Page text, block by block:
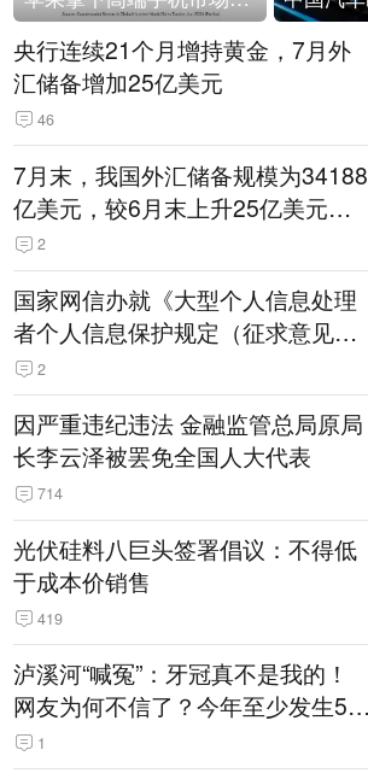
央行连续21个月增持黄金，7月外
汇储备增加25亿美元
46
7月末，我国外汇储备规模为34188
亿美元，较6月末上升25亿美元，
升幅为0.07%
2
国家网信办就《大型个人信息处理
者个人信息保护规定（征求意见
稿）》公开征求意见
2
因严重违纪违法 金融监管总局原局
长李云泽被罢免全国人大代表
714
光伏硅料八巨头签署倡议：不得低
于成本价销售
419
泸溪河“喊冤”：牙冠真不是我的！
网友为何不信了？今年至少发生5
起“食品冤案”
1